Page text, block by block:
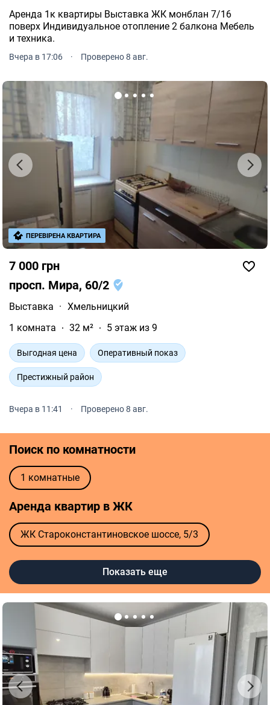
Аренда 1к квартиры Выставка ЖК монблан 7/16
поверх Индивидуальное отопление 2 балкона Мебель
и техника.
Вчера в 17:06 · Проверено 8 авг.
7 000 грн
просп. Мира, 60/2
Выставка · Хмельницкий
1 комната
32 м² 5 этаж из 9
Выгодная цена Оперативный показ
Престижный район
Вчера в 11:41 · Проверено 8 авг.
ПЕРЕВІРЕНА КВАРТИРА
Поиск по комнатности
1 комнатные
Аренда квартир в ЖК
ЖК Староконстантиновское шоссе, 5/3
ЖК Свобода ЖК Набережный квартал
Показать еще